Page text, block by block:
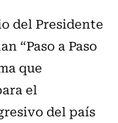
del Presidente
“Paso a Paso
que
el
del país